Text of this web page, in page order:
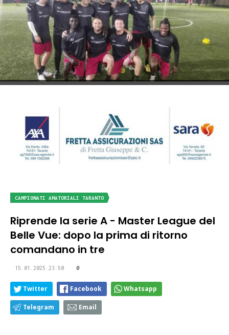
CAMPIONATI AMATORIALI TARANTO
Riprende la serie A - Master League del
Belle Vue: dopo la prima di ritorno
comandano in tre
15.01.2025 23:50 0
Twitter Facebook Whatsapp
Telegram Email